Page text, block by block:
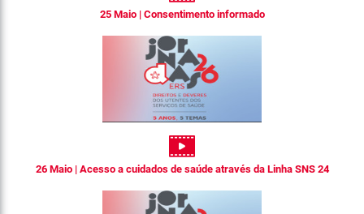
25 Maio | Consentimento informado
26 Maio | Acesso a cuidados de saúde através da Linha SNS 24